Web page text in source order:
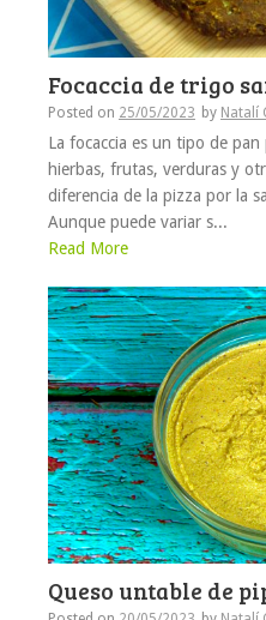
Focaccia de trigo
Posted on 25/05/2023 by Natalí
La focaccia es un tipo de
hierbas, frutas, verduras y
diferencia de la pizza por la
Aunque puede variar s...
Read More
Queso untable de